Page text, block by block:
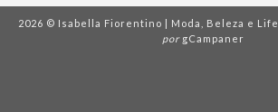
2026 © Isabella Fiorentino | Moda, Beleza e
por gCampaner